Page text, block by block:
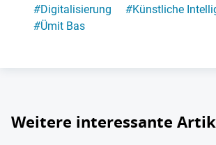
#Digitalisierung #Künstliche
#Ümit Bas
Weitere interessante